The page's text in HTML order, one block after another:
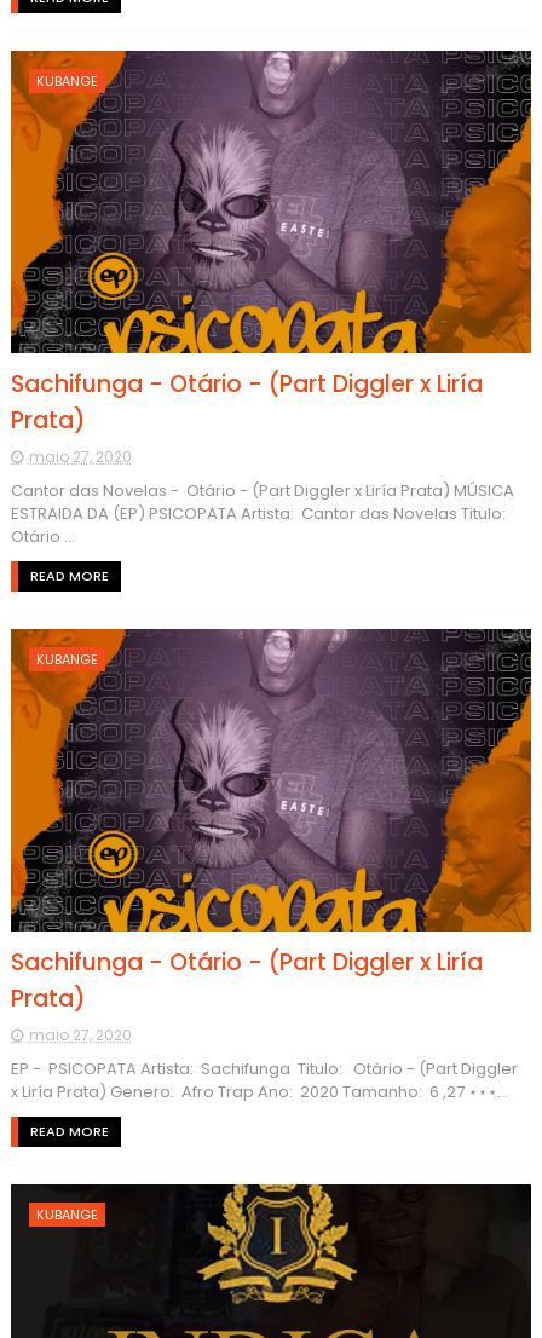
KUBANGE
Sachifunga - Otário - (Part Diggler x Liría
Prata)
maio 27, 2020
Cantor das Novelas - Otário - (Part Diggler x Liría Prata) MÚSICA
ESTRAIDA DA (EP) PSICOPATA Artista: Cantor das Novelas Titulo:
Otário ...
READ MORE
KUBANGE
Sachifunga - Otário - (Part Diggler x Liría
Prata)
maio 27, 2020
EP - PSICOPATA Artista: Sachifunga Titulo: Otário - (Part Diggler
x Liría Prata) Genero: Afro Trap Ano: 2020 Tamanho: 6 ,27 ⋆⋆⋆...
READ MORE
KUBANGE